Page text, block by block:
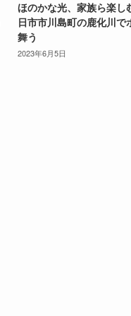
ほのかな光、家族ら楽し
日市市川島町の鹿化川で
舞う
2023年6月5日